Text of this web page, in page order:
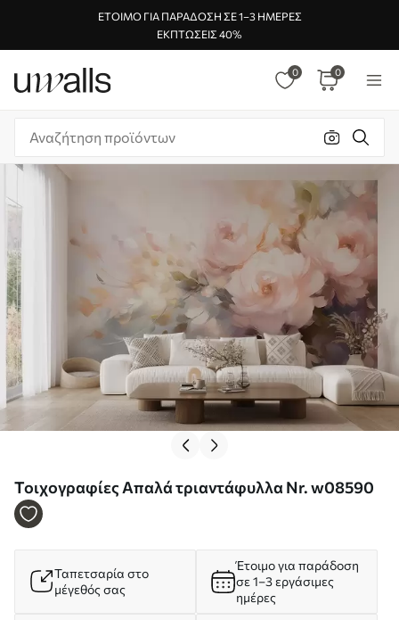
ΈΤΟΙΜΟ ΓΙΑ ΠΑΡΆΔΟΣΗ ΣΕ 1–3 ΗΜΈΡΕΣ
ΕΚΠΤΏΣΕΙΣ 40%
0 0
Τοιχογραφίες Απαλά τριαντάφυλλα Nr. w08590
Ταπετσαρία στο
μέγεθός σας
Έτοιμο για παράδοση
σε 1–3 εργάσιμες
ημέρες